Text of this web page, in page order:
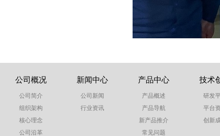
公司概况
公司简介
组织架构
核心理念
公司沿革
新闻中心
公司新闻
行业资讯
产品中心
产品概述
产品导航
新产品推介
常见问题
技术
研发
平台
创新